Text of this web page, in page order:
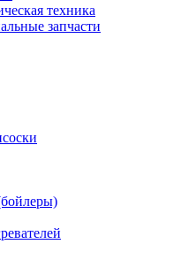
техника
запчасти